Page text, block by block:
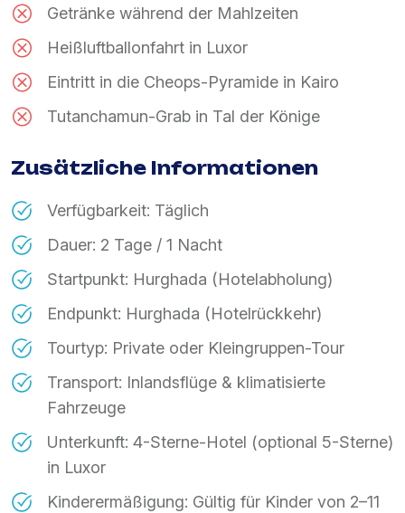
Getränke während der Mahlzeiten
Heißluftballonfahrt in Luxor
Eintritt in die Cheops-Pyramide in Kairo
Tutanchamun-Grab in Tal der Könige
Zusätzliche Informationen
Verfügbarkeit: Täglich
Dauer: 2 Tage / 1 Nacht
Startpunkt: Hurghada (Hotelabholung)
Endpunkt: Hurghada (Hotelrückkehr)
Tourtyp: Private oder Kleingruppen-Tour
Transport: Inlandsflüge & klimatisierte
Fahrzeuge
Unterkunft: 4-Sterne-Hotel (optional 5-Sterne)
in Luxor
Kinderermäßigung: Gültig für Kinder von 2–11